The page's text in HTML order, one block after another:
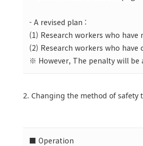
- A revised plan :
(1) Research workers who
(2) Research workers who
※ However, The penalty will
2. Changing the method of
■ Operation